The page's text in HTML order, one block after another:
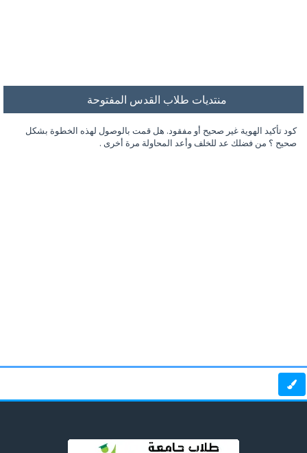
منتديات طلاب القدس المفتوحة
كود تأكيد الهوية غير صحيح أو مفقود. هل قمت بالوصول لهذه الخطوة بشكل
صحيح ؟ من فضلك عد للخلف وأعد المحاولة مرة أخرى .